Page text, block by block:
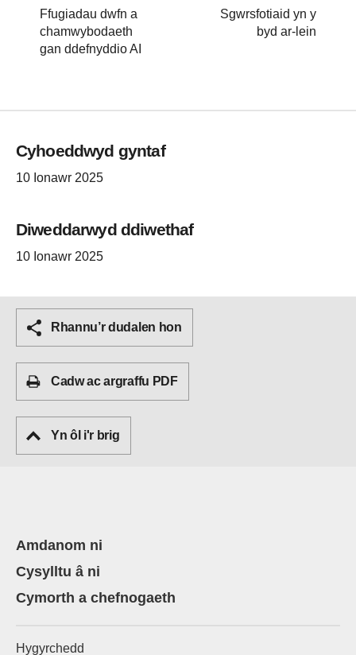
Ffugiadau dwfn a
chamwybodaeth
gan ddefnyddio AI
Sgwrsfotiaid yn y
byd ar-lein
Cyhoeddwyd gyntaf
10 Ionawr 2025
Diweddarwyd ddiwethaf
10 Ionawr 2025
Rhannu’r dudalen hon
Cadw ac argraffu PDF
Yn ôl i'r brig
Amdanom ni
Cysylltu â ni
Cymorth a chefnogaeth
Hygyrchedd